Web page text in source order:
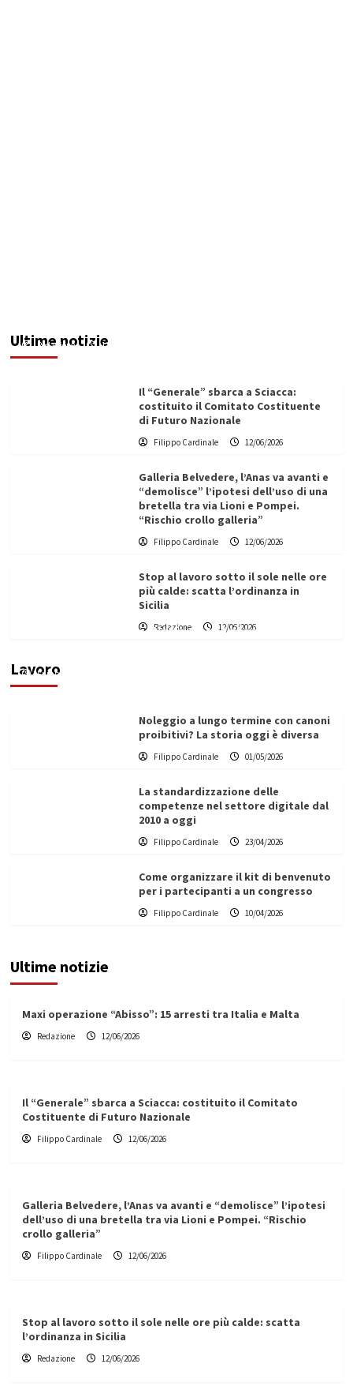
Ultime notizie
Redazione 12/06/2026
Il “Generale” sbarca a Sciacca:
costituito il Comitato Costituente
di Futuro Nazionale
Filippo Cardinale 12/06/2026
Galleria Belvedere, l’Anas va avanti e
“demolisce” l’ipotesi dell’uso di una
bretella tra via Lioni e Pompei.
“Rischio crollo galleria”
Filippo Cardinale 12/06/2026
Stop al lavoro sotto il sole nelle ore
più calde: scatta l’ordinanza in
Sicilia
Redazione 12/06/2026
Lavoro
Vino in Italia: il giro d’affari contribuisce
Filippo Cardinale
Noleggio a lungo termine con canoni
proibitivi? La storia oggi è diversa
Filippo Cardinale 01/05/2026
La standardizzazione delle
competenze nel settore digitale dal
2010 a oggi
Filippo Cardinale 23/04/2026
Come organizzare il kit di benvenuto
per i partecipanti a un congresso
Filippo Cardinale 10/04/2026
Ultime notizie
Maxi operazione “Abisso”: 15 arresti tra Italia e Malta
Redazione 12/06/2026
Il “Generale” sbarca a Sciacca: costituito il Comitato
Costituente di Futuro Nazionale
Filippo Cardinale 12/06/2026
Galleria Belvedere, l’Anas va avanti e “demolisce” l’ipotesi
dell’uso di una bretella tra via Lioni e Pompei. “Rischio
crollo galleria”
Filippo Cardinale 12/06/2026
Stop al lavoro sotto il sole nelle ore più calde: scatta
l’ordinanza in Sicilia
Redazione 12/06/2026